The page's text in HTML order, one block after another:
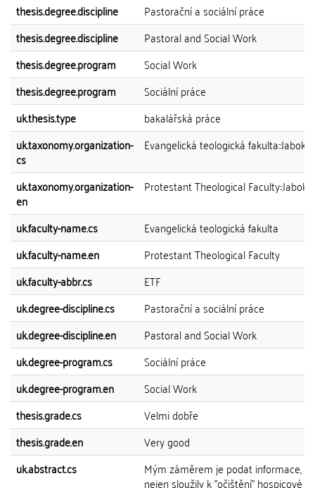
thesis.degree.discipline
Pastorační a sociální práce
thesis.degree.discipline
Pastoral and Social Work
thesis.degree.program
Social Work
thesis.degree.program
Sociální práce
uk.thesis.type
bakalářská práce
uk.taxonomy.organization-
cs
Evangelická teologická fakulta::Jabok
uk.taxonomy.organization-
en
Protestant Theological Faculty::Jabok
uk.faculty-name.cs
Evangelická teologická fakulta
uk.faculty-name.en
Protestant Theological Faculty
uk.faculty-abbr.cs
ETF
uk.degree-discipline.cs
Pastorační a sociální práce
uk.degree-discipline.en
Pastoral and Social Work
uk.degree-program.cs
Sociální práce
uk.degree-program.en
Social Work
thesis.grade.cs
Velmi dobře
thesis.grade.en
Very good
uk.abstract.cs
Mým záměrem je podat informace,
nejen sloužily k "očištění" hospicové